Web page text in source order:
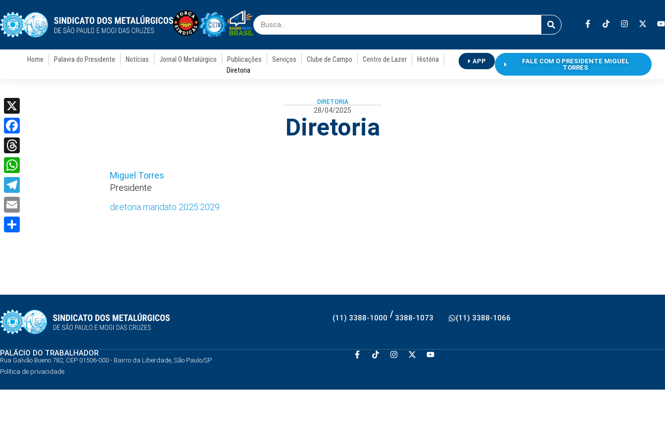
Home Palavra do Presidente Notícias Jornal O Metalúrgico Publicações Serviços Clube de Campo Centro de Lazer
História
Diretoria
APP
FALE COM O PRESIDENTE MIGUEL
TORRES
DIRETORIA
28/04/2025
Diretoria
Miguel Torres
Presidente
diretoria mandato 2025.2029
(11) 3388-1000 / 3388-1073 (11) 3388-1066
PALÁCIO DO TRABALHADOR
Rua Galvão Bueno 782, CEP 01506-000 - Bairro da Liberdade, São Paulo/SP
Política de privacidade
X
Facebook
Threads
WhatsApp
Telegram
Email